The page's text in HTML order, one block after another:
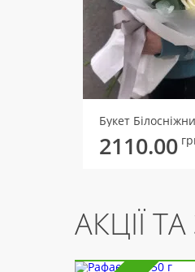
Букет
2110.00
АКЦІЇ